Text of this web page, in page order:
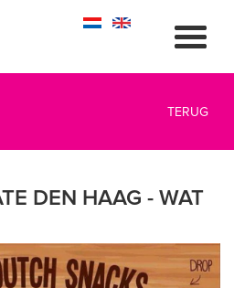
TERUG
DEN HAAG - WAT